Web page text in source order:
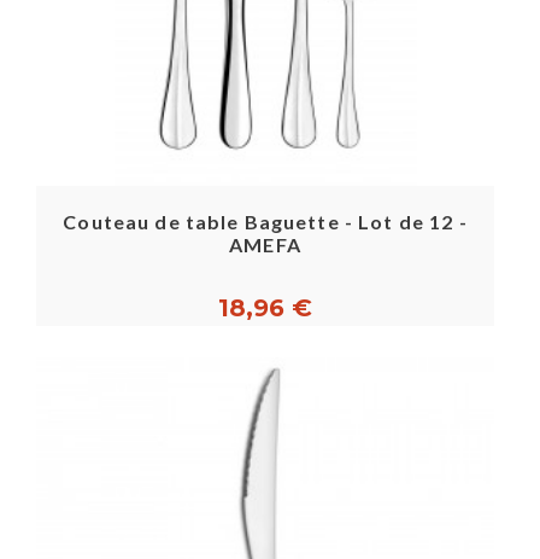
Couteau de table Baguette - Lot de 12 -
AMEFA
18,96 €